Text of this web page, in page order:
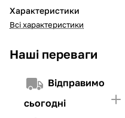
Характеристики
Всі характеристики
Наші переваги
Відправимо
сьогодні